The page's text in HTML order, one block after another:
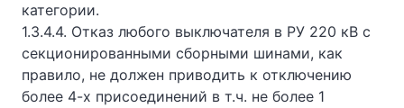
категории.
1.3.4.4. Отказ любого выключателя в РУ 220 кВ с
секционированными сборными шинами, как
правило, не должен приводить к отключению
более 4-х присоединений в т.ч. не более 1